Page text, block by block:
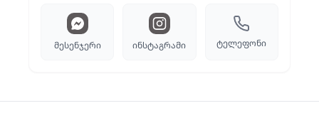
მესენჯერი ინსტაგრამი ტელეფონი